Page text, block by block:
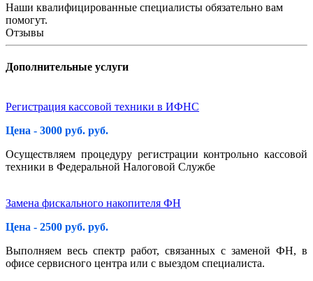
Наши квалифицированные специалисты обязательно вам
помогут.
Отзывы
Дополнительные услуги
Регистрация кассовой техники в ИФНС
Цена - 3000 руб. руб.
Осуществляем процедуру регистрации контрольно кассовой
техники в Федеральной Налоговой Службе
Замена фискального накопителя ФН
Цена - 2500 руб. руб.
Выполняем весь спектр работ, связанных с заменой ФН, в
офисе сервисного центра или с выездом специалиста.